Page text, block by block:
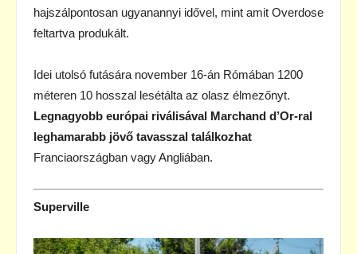
hajszálpontosan ugyanannyi idővel, mint amit Overdose
feltartva produkált.
Idei utolsó futására november 16-án Rómában 1200
méteren 10 hosszal lesétálta az olasz élmezőnyt.
Legnagyobb európai riválisával Marchand d’Or-ral
leghamarabb jövő tavasszal találkozhat
Franciaországban vagy Angliában.
Superville